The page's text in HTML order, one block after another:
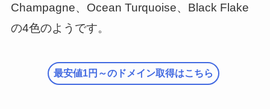
Champagne、Ocean Turquoise、Black Flake
の4色のようです。
最安値1円～のドメイン取得はこちら